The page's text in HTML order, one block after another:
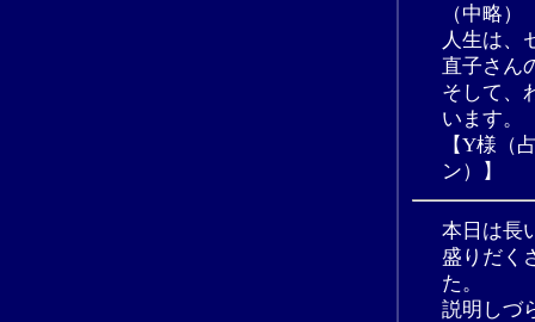
（中略）
人生は、
直子さん
そして、
います。
【Y様（
ン）】
本日は長
盛りだく
た。
説明しづ